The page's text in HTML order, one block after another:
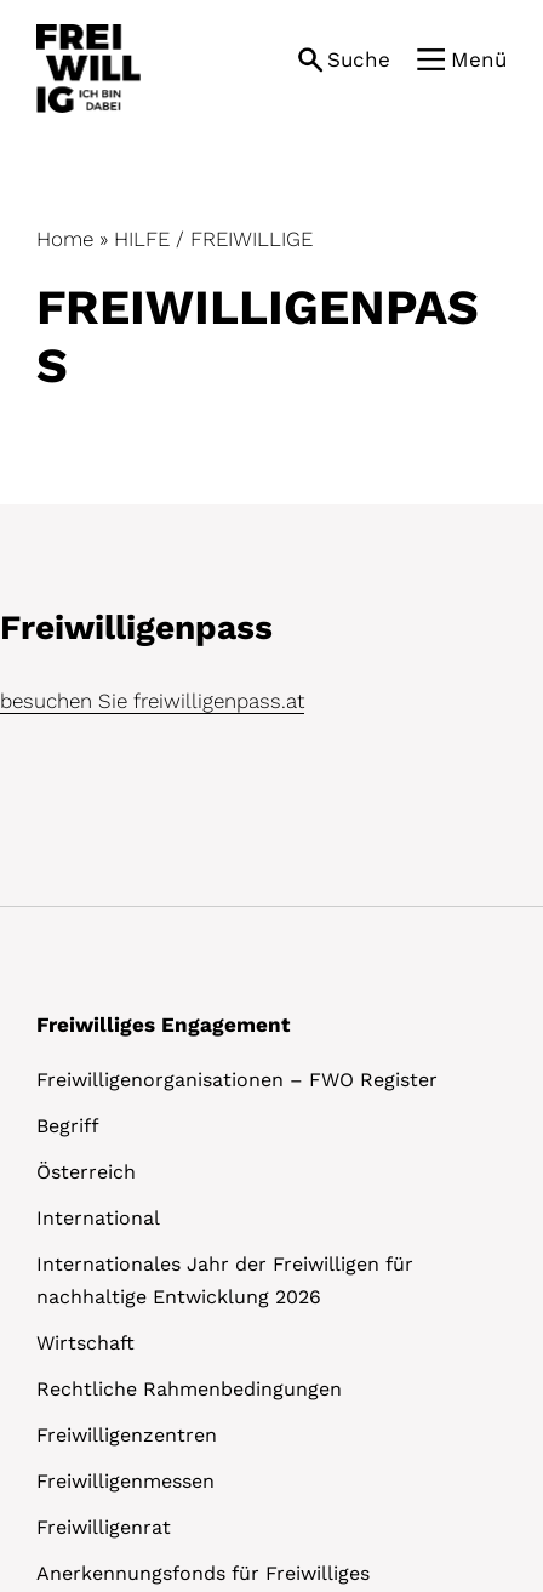
content
Suche Menü
Home » HILFE / FREIWILLIGE
FREIWILLIGENPAS
S
D
t
Freiwilligenpass
besuchen Sie freiwilligenpass.at
Freiwilliges Engagement
Freiwilligenorganisationen – FWO Register
Begriff
Österreich
International
Internationales Jahr der Freiwilligen für
nachhaltige Entwicklung 2026
Wirtschaft
Rechtliche Rahmenbedingungen
Freiwilligenzentren
Freiwilligenmessen
Freiwilligenrat
Anerkennungsfonds für Freiwilliges